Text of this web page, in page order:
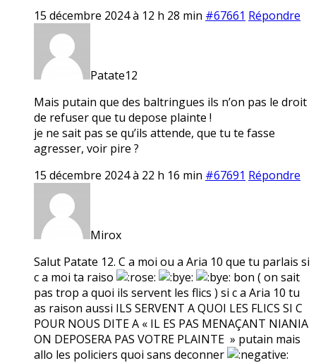
15 décembre 2024 à 12 h 28 min #67661 Répondre
Patate12
Mais putain que des baltringues ils n’on pas le droit
de refuser que tu depose plainte !
je ne sait pas se qu’ils attende, que tu te fasse
agresser, voir pire ?
15 décembre 2024 à 22 h 16 min #67691 Répondre
Mirox
Salut Patate 12. C a moi ou a Aria 10 que tu parlais si
c a moi ta raiso
bon ( on sait
pas trop a quoi ils servent les flics ) si c a Aria 10 tu
as raison aussi ILS SERVENT A QUOI LES FLICS SI C
POUR NOUS DITE A « IL ES PAS MENAÇANT NIANIA
ON DEPOSERA PAS VOTRE PLAINTE » putain mais
allo les policiers quoi sans deconner